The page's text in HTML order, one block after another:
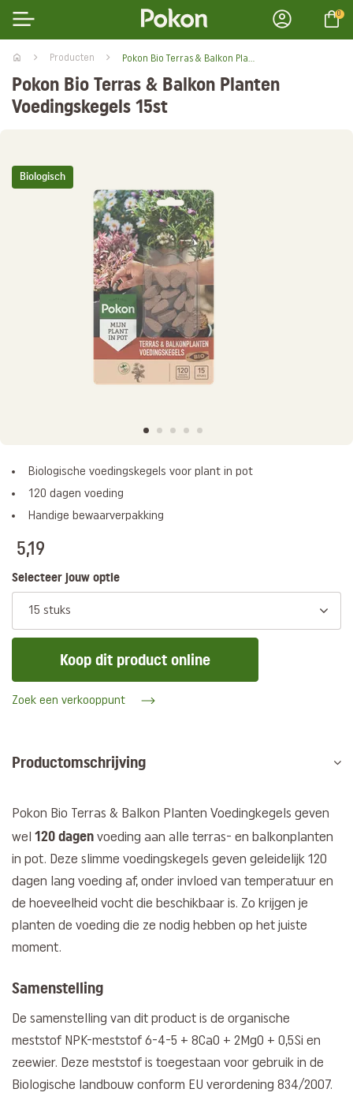
0
Producten
Pokon Bio Terras & Balkon Planten
Voedingskegels 15st
Biologisch
Biologische voedingskegels voor plant in pot
120 dagen voeding
Handige bewaarverpakking
5,19
Selecteer jouw optie
15 stuks
Koop dit product online
Zoek een verkooppunt
Productomschrijving
Pokon Bio Terras & Balkon Planten Voedingkegels geven
wel 120 dagen voeding aan alle terras- en balkonplanten
in pot. Deze slimme voedingskegels geven geleidelijk 120
dagen lang voeding af, onder invloed van temperatuur en
de hoeveelheid vocht die beschikbaar is. Zo krijgen je
planten de voeding die ze nodig hebben op het juiste
moment.
Samenstelling
De samenstelling van dit product is de organische
meststof NPK-meststof 6-4-5 + 8CaO + 2MgO + 0,5Si en
zeewier. Deze meststof is toegestaan voor gebruik in de
Biologische landbouw conform EU verordening 834/2007.